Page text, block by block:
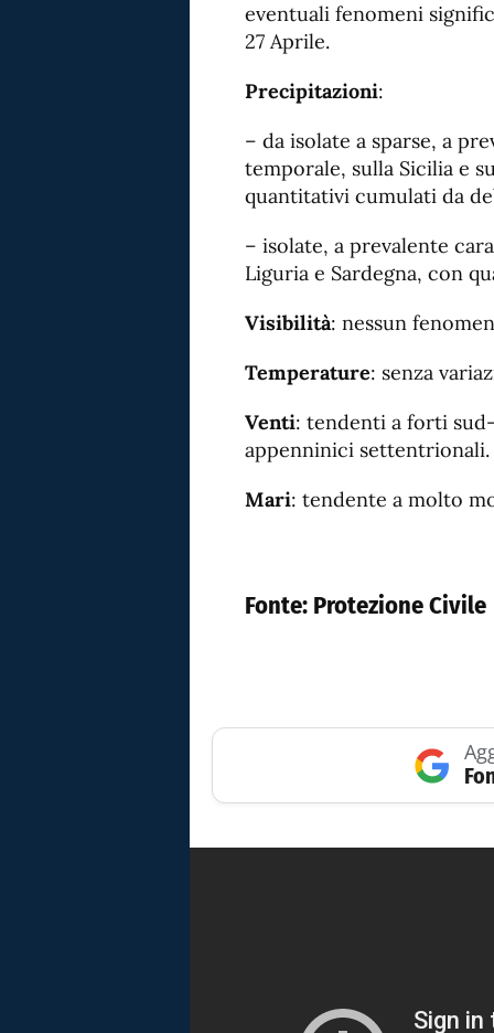
eventuali fenomeni
27 Aprile.
Precipitazioni:
– da isolate a sparse, a
temporale, sulla Sicilia e
quantitativi cumulati da
– isolate, a prevalente
Liguria e Sardegna, con
Visibilità: nessun
Temperature: senza
Venti: tendenti a forti
appenninici settentrionali.
Mari: tendente a molto
Fonte: Protezione Civile